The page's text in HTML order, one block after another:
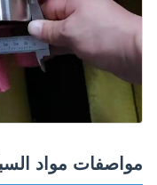
مواد السبائك